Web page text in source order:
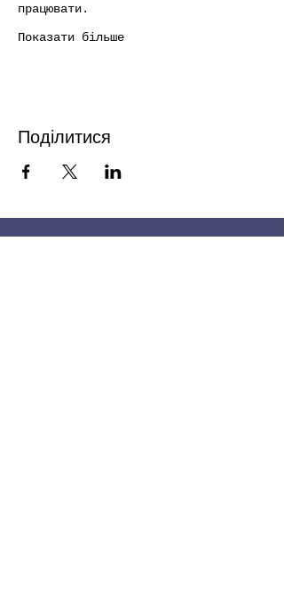
працювати.
Показати більше
Поділитися